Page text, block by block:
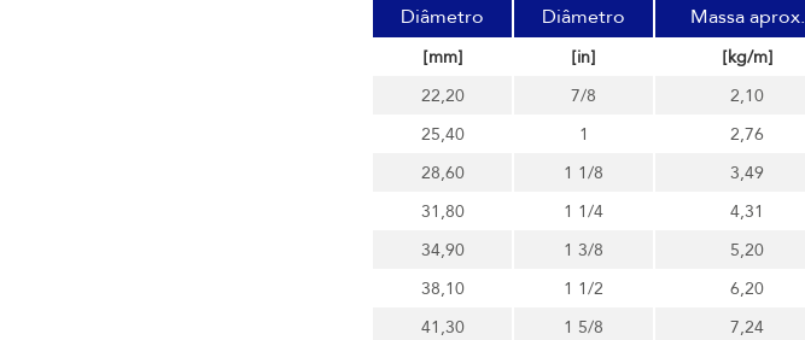
Diâmetro Diâmetro Massa aprox.
[mm] [in] [kg/m]
22,20
7/8 2,10
25,40
1 2,76
28,60
1 1/8 3,49
31,80
1 1/4 4,31
34,90
1 3/8 5,20
38,10
1 1/2 6,20
41,30
1 5/8 7,24